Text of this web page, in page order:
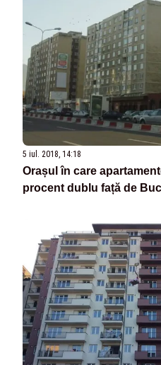
5 iul. 2018, 14:18
Orașul în care
procent dublu față de